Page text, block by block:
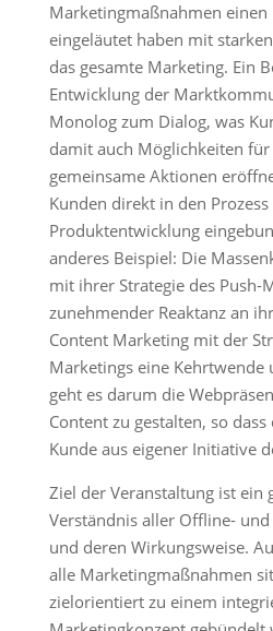
Marketingmaßnahmen einen
eingeläutet haben mit
das gesamte Marketing. Ein
Entwicklung der
Monolog zum Dialog, was
damit auch Möglichkeiten für
gemeinsame Aktionen
Kunden direkt in den
Produktentwicklung
anderes Beispiel: Die
mit ihrer Strategie des Push-
zunehmender Reaktanz an
Content Marketing mit der
Marketings eine Kehrtwende
geht es darum die
Content zu gestalten, so
Kunde aus eigener Initiative
Ziel der Veranstaltung ist ein
Verständnis aller Offline-
und deren Wirkungsweise.
alle Marketingmaßnahmen
zielorientiert zu einem